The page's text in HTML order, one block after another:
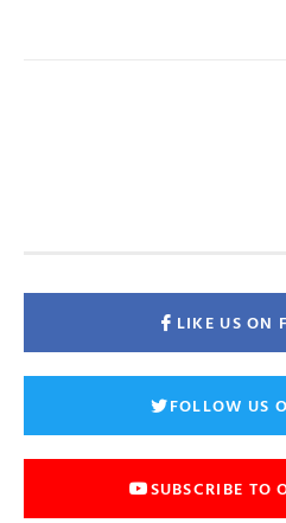
LIKE US ON
FOLLOW US
SUBSCRIBE TO